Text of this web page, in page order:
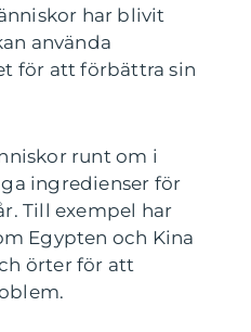
har blivit
använda
för att förbättra sin
runt om i
ingredienser för
Till exempel har
Egypten och Kina
örter för att